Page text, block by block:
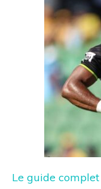
Le guide